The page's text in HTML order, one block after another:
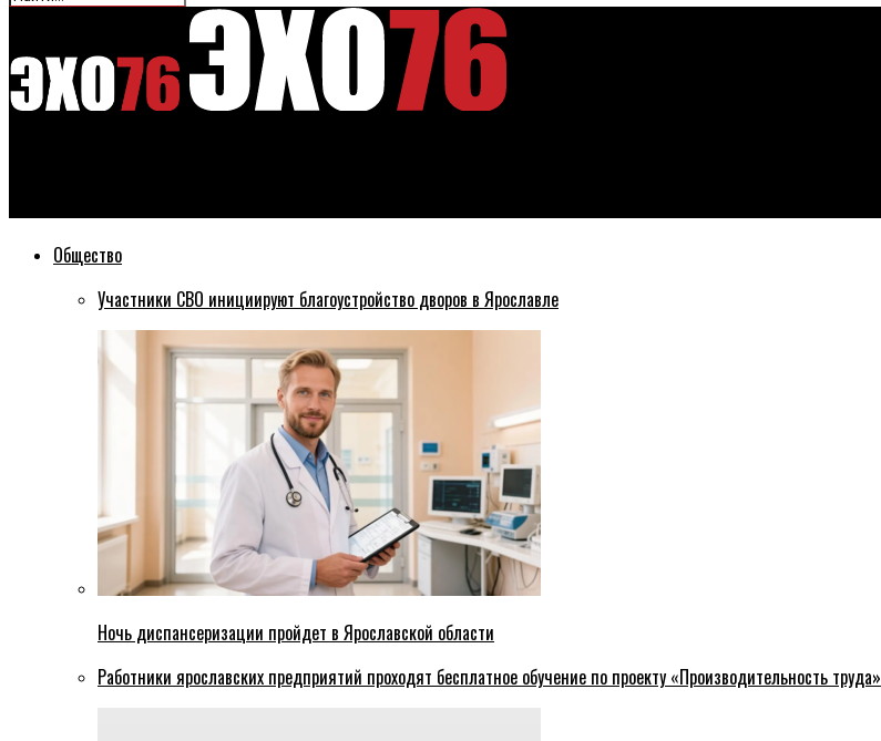
Общество
Участники СВО инициируют благоустройство дворов в Ярославле
Ночь диспансеризации пройдет в Ярославской области
Работники ярославских предприятий проходят бесплатное обучение по проекту «Производительность труда»